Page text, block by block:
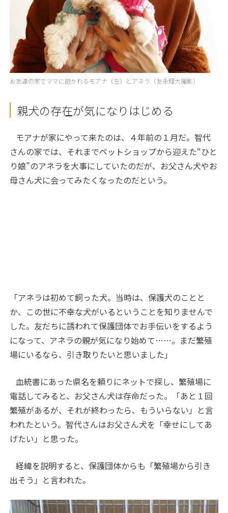
お友達の家でママに抱かれるモアナ（左）とアネラ（友永翔大撮影）
親犬の存在が気になりはじめる
モアナが家にやって来たのは、４年前の１月だ。智代
さんの家では、それまでペットショップから迎えた“ひと
り娘”のアネラを大事にしていたのだが、お父さん犬やお
母さん犬に会ってみたくなったのだという。
「アネラは初めて飼った犬。当時は、保護犬のことと
か、この世に不幸な犬がいるということを知りませんで
した。友だちに誘われて保護団体でお手伝いをするよう
になって、アネラの親が気になり始めて……。まだ繁殖
場にいるなら、引き取りたいと思いました」
血統書にあった県名を頼りにネットで探し、繁殖場に
電話してみると、お父さん犬は存命だった。「あと１回
繁殖があるが、それが終わったら、もういらない」と言
われたという。智代さんはお父さん犬を「幸せにしてあ
げたい」と思った。
経緯を説明すると、保護団体からも「繁殖場から引き
出そう」と言われた。